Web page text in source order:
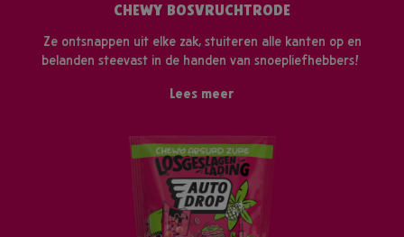
CHEWY BOSVRUCHTRODE
Ze ontsnappen uit elke zak, stuiteren alle kanten op en
belanden steevast in de handen van snoepliefhebbers!
Lees meer